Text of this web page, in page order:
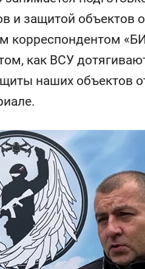
и защитой объектов
корреспондентом
как ВСУ
наших объектов